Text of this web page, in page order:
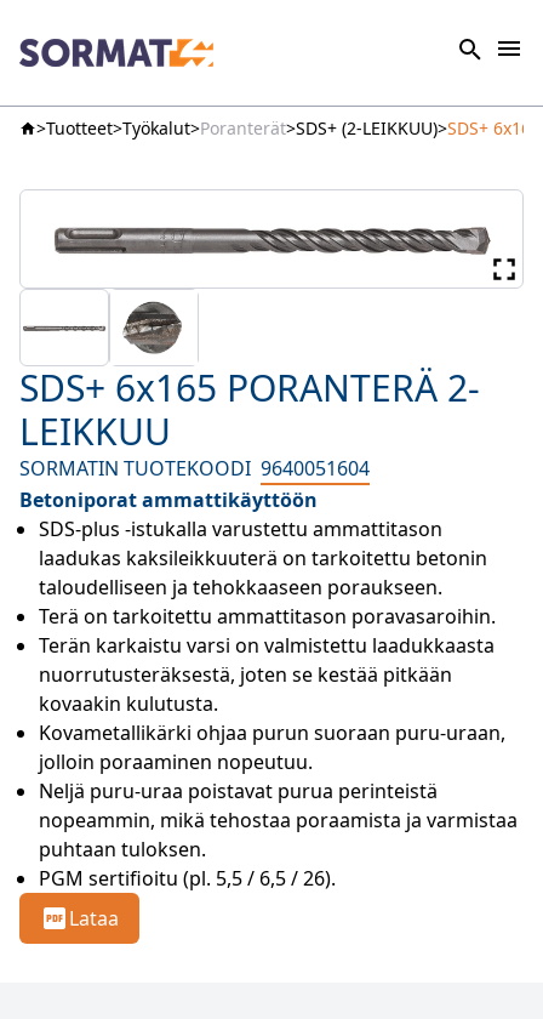
Tuotteet Työkalut Poranterät SDS+ (2-LEIKKUU) SDS+
SDS+ 6x165 PORANTERÄ 2-
LEIKKUU
SORMATIN TUOTEKOODI 9640051604
Betoniporat ammattikäyttöön
SDS-plus -istukalla varustettu ammattitason
laadukas kaksileikkuuterä on tarkoitettu betonin
taloudelliseen ja tehokkaaseen poraukseen.
Terä on tarkoitettu ammattitason poravasaroihin.
Terän karkaistu varsi on valmistettu laadukkaasta
nuorrutusteräksestä, joten se kestää pitkään
kovaakin kulutusta.
Kovametallikärki ohjaa purun suoraan puru-uraan,
jolloin poraaminen nopeutuu.
Neljä puru-uraa poistavat purua perinteistä
nopeammin, mikä tehostaa poraamista ja varmistaa
puhtaan tuloksen.
PGM sertifioitu (pl. 5,5 / 6,5 / 26).
Lataa